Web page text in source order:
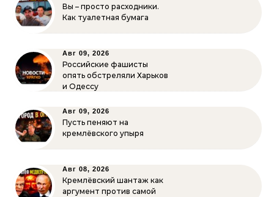
Вы – просто расходники.
Как туалетная бумага
Авг 09, 2026
Российские фашисты
опять обстреляли Харьков
и Одессу
Авг 09, 2026
Пусть пеняют на
кремлёвского упыря
Авг 08, 2026
Кремлёвский шантаж как
аргумент против самой